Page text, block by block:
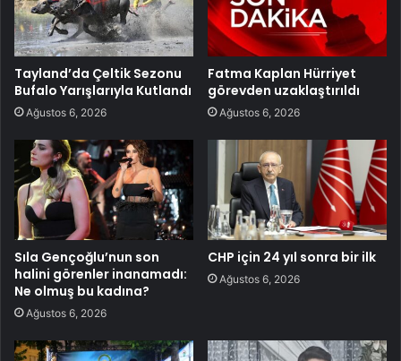
Tayland’da Çeltik Sezonu
Bufalo Yarışlarıyla Kutlandı
Ağustos 6, 2026
Fatma Kaplan Hürriyet
görevden uzaklaştırıldı
Ağustos 6, 2026
Sıla Gençoğlu’nun son
halini görenler inanamadı:
Ne olmuş bu kadına?
Ağustos 6, 2026
CHP için 24 yıl sonra bir ilk
Ağustos 6, 2026